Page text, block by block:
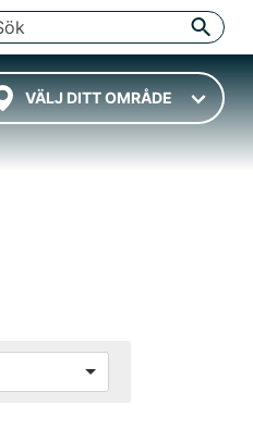
VÄLJ DITT OMRÅDE